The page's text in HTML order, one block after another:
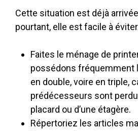
Cette situation est déjà
pourtant, elle est facile à
Faites le ménage de
possédons fréquemment
en double, voire en triple,
prédécesseurs sont
placard ou d’une étagère.
Répertoriez les articles